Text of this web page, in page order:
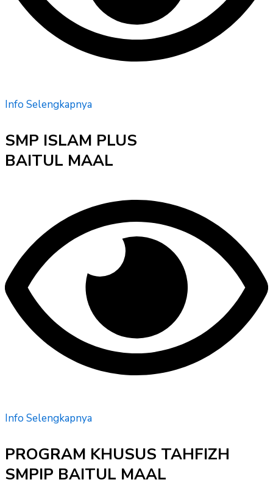
Info Selengkapnya
SMP ISLAM PLUS
BAITUL MAAL
Info Selengkapnya
PROGRAM KHUSUS TAHFIZH
SMPIP BAITUL MAAL